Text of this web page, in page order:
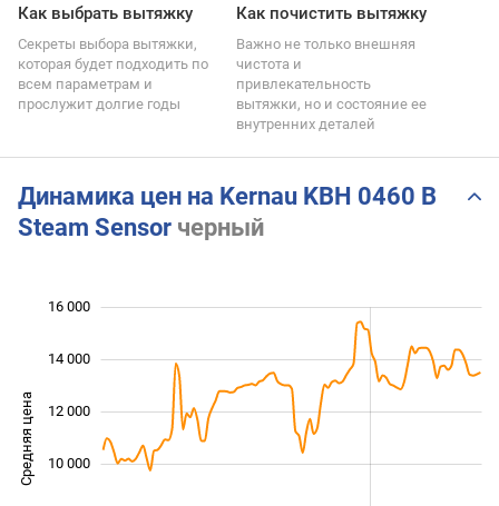
Как выбрать вытяжку
Секреты выбора вытяжки,
которая будет подходить по
всем параметрам и
прослужит долгие годы
Как почистить вытяжку
Важно не только внешняя
чистота и
привлекательность
вытяжки, но и состояние ее
внутренних деталей
Динамика цен на Kernau KBH 0460 B
Steam Sensor черный
Средняя цена 10 000
12 000
14 000
16 000